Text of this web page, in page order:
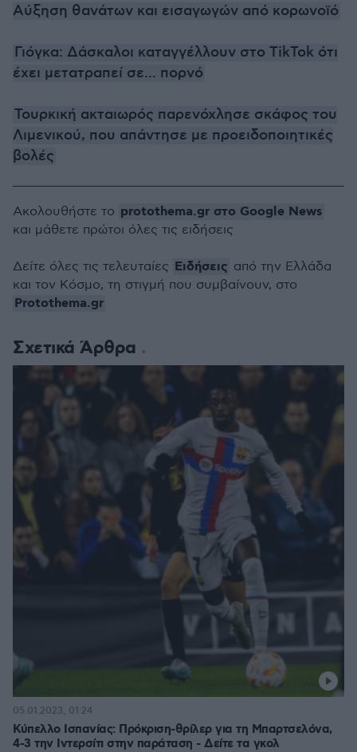
Αύξηση θανάτων και εισαγωγών από κορωνοϊό
Γιόγκα: Δάσκαλοι καταγγέλλουν στο TikTok ότι
έχει μετατραπεί σε... πορνό
Τουρκική ακταιωρός παρενόχλησε σκάφος του
Λιμενικού, που απάντησε με προειδοποιητικές
βολές
Σχετικά Άρθρα
Κύπελλο Ισπανίας: Πρόκριση-θρίλερ για τη Μπαρτσελόνα,
4-3 την Ιντερσίτι στην παράταση - Δείτε τα γκολ
05.01.2023, 01:24
Ακολουθήστε το protothema.gr στο Google News
και μάθετε πρώτοι όλες τις ειδήσεις
Δείτε όλες τις τελευταίες Ειδήσεις από την Ελλάδα
και τον Κόσμο, τη στιγμή που συμβαίνουν, στο
Protothema.gr